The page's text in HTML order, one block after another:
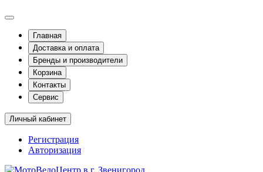
Главная
Доставка и оплата
Бренды и производители
Корзина
Контакты
Сервис
Личный кабинет
Регистрация
Авторизация